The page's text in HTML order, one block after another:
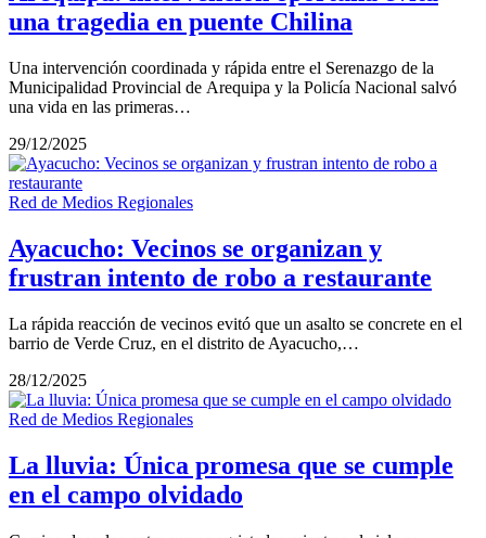
una tragedia en puente Chilina
Una intervención coordinada y rápida entre el Serenazgo de la
Municipalidad Provincial de Arequipa y la Policía Nacional salvó
una vida en las primeras…
29/12/2025
Red de Medios Regionales
Ayacucho: Vecinos se organizan y
frustran intento de robo a restaurante
La rápida reacción de vecinos evitó que un asalto se concrete en el
barrio de Verde Cruz, en el distrito de Ayacucho,…
28/12/2025
Red de Medios Regionales
La lluvia: Única promesa que se cumple
en el campo olvidado